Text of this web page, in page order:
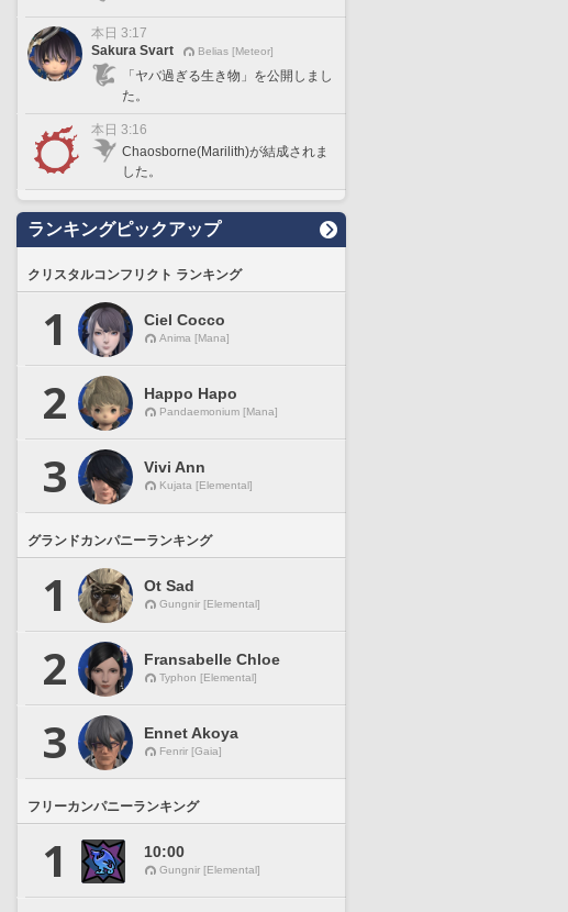
本日 3:17
Sakura Svart
Belias [Meteor]
「ヤバ過ぎる生き物」を公開しまし
た。
本日 3:16
Chaosborne(Marilith)が結成されま
した。
ランキングピックアップ
クリスタルコンフリクト ランキング
1 Ciel Cocco
Anima [Mana]
2 Happo Hapo
Pandaemonium [Mana]
3 Vivi Ann
Kujata [Elemental]
グランドカンパニーランキング
1 Ot Sad
Gungnir [Elemental]
2 Fransabelle Chloe
Typhon [Elemental]
3 Ennet Akoya
Fenrir [Gaia]
フリーカンパニーランキング
1 10:00
Gungnir [Elemental]